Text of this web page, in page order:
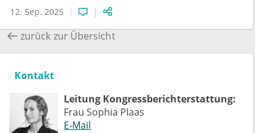
12. Sep. 2025
zurück zur Übersicht
Kontakt
Leitung Kongressberichterstattung:
Frau Sophia Plaas
E-Mail